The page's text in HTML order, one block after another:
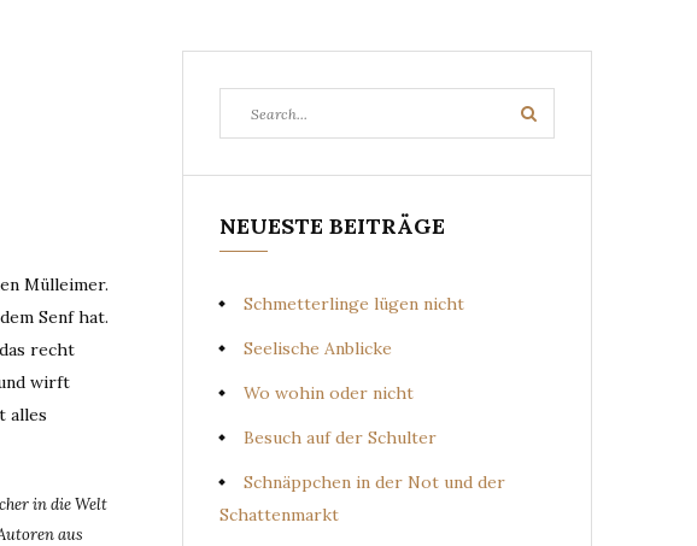
Mülleimer.
Senf hat.
recht
wirft
alles
in die Welt
aus
for:
Search
NEUESTE BEITRÄGE
Schmetterlinge lügen nicht
Seelische Anblicke
Wo wohin oder nicht
Besuch auf der Schulter
Schnäppchen in der Not und der
Schattenmarkt